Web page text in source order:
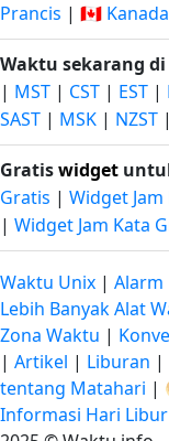
Prancis | 🇨🇦 Kanada
Waktu sekarang di
| MST | CST | EST |
SAST | MSK | NZST |
Gratiswidget
Gratis | Widget
| Widget Jam Kata
Waktu Unix | Alarm
Lebih Banyak Alat
Zona Waktu |
| Artikel | Liburan |
tentang Matahari |
Informasi Hari